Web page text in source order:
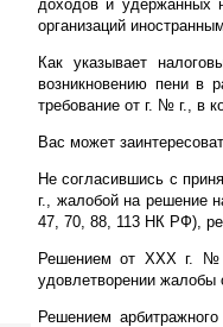
доходов и удержанных
организаций
Как указывает
возникновению пени в
требование от г. № г., в
Вас может
Не согласившись с
г., жалобой на решение
47, 70, 88, 113 НК РФ),
Решением от ХХХ г. №
удовлетворении жалобы
Решением